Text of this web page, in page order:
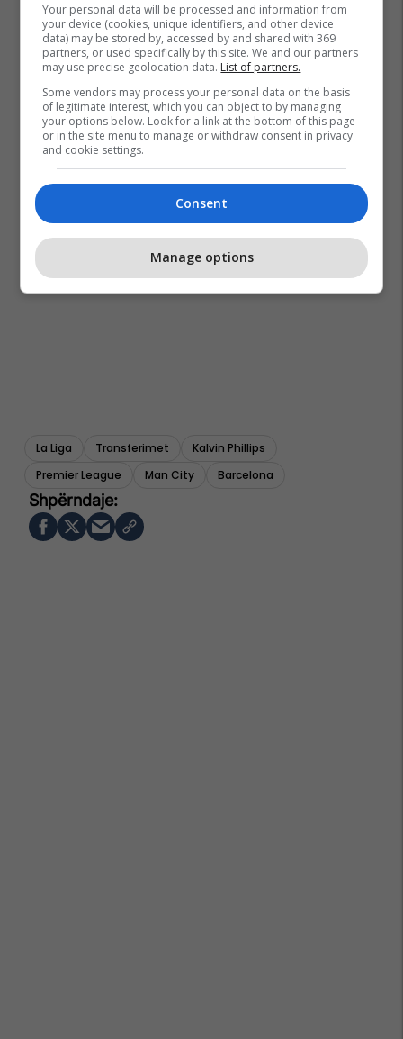
La Liga Transferimet
Kalvin Phillips
Premier League
Man City Barcelona
Your personal data will be processed and information from
your device (cookies, unique identifiers, and other device
data) may be stored by, accessed by and shared with 369
partners, or used specifically by this site. We and our partners
may use precise geolocation data. List of partners.
Some vendors may process your personal data on the basis
of legitimate interest, which you can object to by managing
your options below. Look for a link at the bottom of this page
or in the site menu to manage or withdraw consent in privacy
and cookie settings.
Consent
Manage options